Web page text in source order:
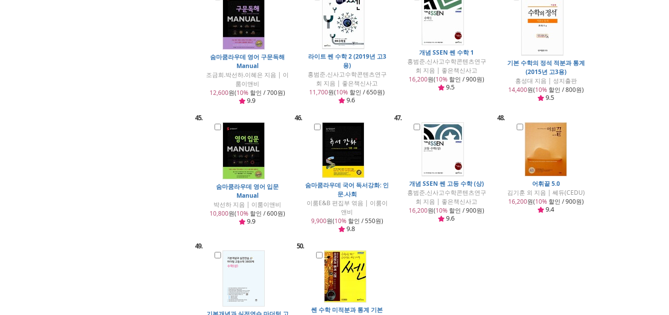
숨마쿰라우데 영어 구문독해
Manual
조금희.박선하.이혜은 지음 | 이
룸이앤비
12,600원(10% 할인 / 700원)
9.9
라이트 쎈 수학 2 (2019년 고3
용)
홍범준.신사고수학콘텐츠연구
회 지음 | 좋은책신사고
11,700원(10% 할인 / 650원)
9.6
개념 SSEN 쎈 수학 1
홍범준.신사고수학콘텐츠연구
회 지음 | 좋은책신사고
16,200원(10% 할인 / 900원)
9.5
기본 수학의 정석 적분과 통계
(2015년 고3용)
홍성대 지음 | 성지출판
14,400원(10% 할인 / 800원)
9.5
45.
숨마쿰라우데 영어 입문
Manual
박선하 지음 | 이룸이앤비
10,800원(10% 할인 / 600원)
9.9
46.
숨마쿰라우데 국어 독서강화: 인
문.사회
이룸E&B 편집부 엮음 | 이룸이
앤비
9,900원(10%할인 / 550원)
9.8
47.
개념 SSEN 쎈 고등 수학 (상)
홍범준.신사고수학콘텐츠연구
회 지음 | 좋은책신사고
16,200원(10% 할인 / 900원)
9.6
48.
어휘끝 5.0
김기훈 외 지음 | 쎄듀(CEDU)
16,200원(10% 할인 / 900원)
9.4
49. 50.
쎈 수학 미적분과 통계 기본